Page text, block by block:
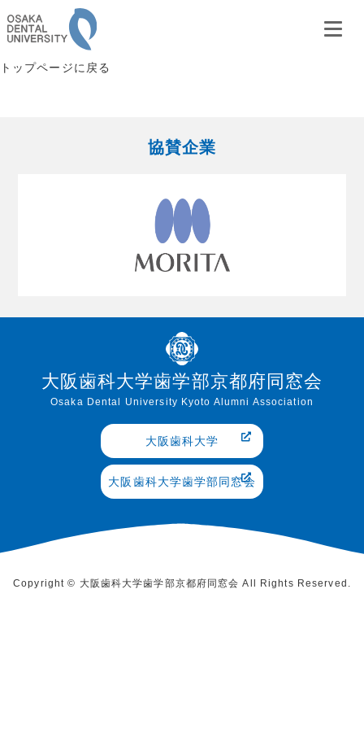
トップページに戻る
協賛企業
大阪歯科大学歯学部京都府同窓会
Osaka Dental University Kyoto Alumni Association
大阪歯科大学
大阪歯科大学歯学部同窓会
Copyright © 大阪歯科大学歯学部京都府同窓会 All Rights Reserved.